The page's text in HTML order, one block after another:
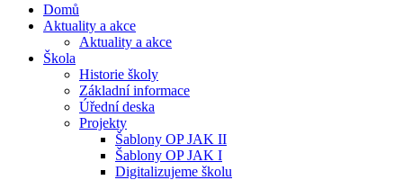
Domů
Aktuality a akce
Aktuality a akce
Škola
Historie školy
Základní informace
Úřední deska
Projekty
Šablony OP JAK II
Šablony OP JAK I
Digitalizujeme školu